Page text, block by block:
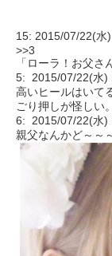
15: 2015/07/22(水
>>3
「ローラ！お父さ
5: 2015/07/22(水)
高いヒールはいて
ごり押しが怪しい。
6: 2015/07/22(水)
親父なんかど～～